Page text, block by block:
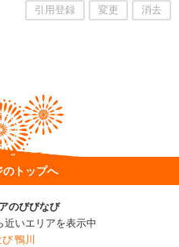
引用登録 変更 消去
のトップへ
のびびなび
近いエリアを表示中
鴨川